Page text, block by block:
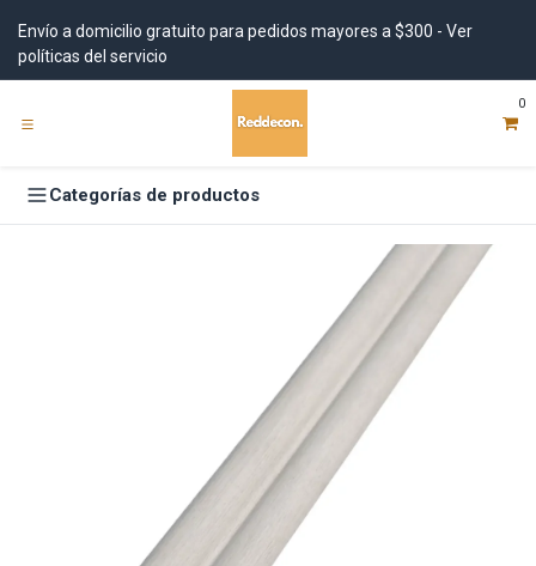
Envío a domicilio gratuito para pedidos mayores a $300 - Ver
políticas del servicio
0
Categorías de productos